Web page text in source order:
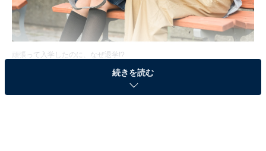
頑張って入学したのに、なぜ退学!?
中学受験に頑張って取り組んでいる人には水を差すよう
ですが、中高一貫校に入学したら、自動的に6年間在籍
続きを読む